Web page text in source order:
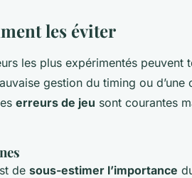
les éviter
les plus expérimentés peuvent
gestion du timing ou
erreurs de jeu sont courantes
de sous-estimer l’importance